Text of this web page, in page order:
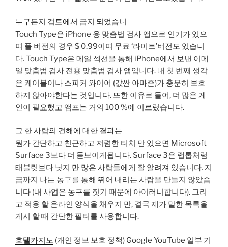
누구든지 검토에서 금지 되었습니
Touch Type은 iPhone 용 맞춤법 검사 앱으로 인기가 있으
며 풀 버전의 경우 $ 0.99이며 무료 ‘라이트’버전도 있습니
다. Touch Type은 메일 섹션을 통해 iPhone에서 보낸 이메
일 맞춤법 검사 전용 맞춤법 검사 앱입니다. 내 첫 번째 생각
은 케이블이나 스피커 와이어 (값싼 아마존)가 충분히 보호
하지 않아야한다는 것입니다. 또한 이유로 들어, 더 많은 게
인이 필요했고 앰프는 거의 100 %에 이르렀습니다.
그 한 사람의 견해에 대한 결과는
뭔가 간단하고 친근하고 저렴한 터치 만 있으면 Microsoft
Surface 3보다 더 돋보이게됩니다. Surface 3은 랩톱처럼
태블릿보다 낫지 만 많은 사람들에게 잘 알려져 있습니다. 지
금까지 나는 농구를 통해 뛰어 내리는 사람을 만들지 않았습
니다 (내 사업은 농구를 짓기 때문에 아이러니합니다). 그리
고 적용 할 온라인 양식을 채우지 만, 결국 제가 말한 목록을
게시 할 때 간단한 필터를 사용합니다.
호텔카지노 (개인 정보 보호 정책) Google YouTube 일부 기